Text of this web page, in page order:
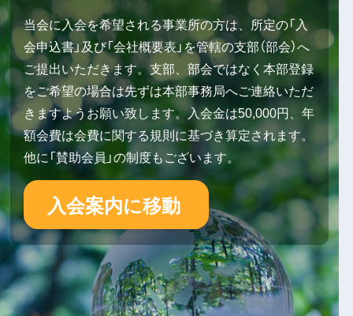
当会に入会を希望される事業所の方は、所定の「入
会申込書」及び「会社概要表」を管轄の支部（部会）へ
ご提出いただきます。支部、部会ではなく本部登録
をご希望の場合は先ずは本部事務局へご連絡いただ
きますようお願い致します。入会金は50,000円、年
額会費は会費に関する規則に基づき算定されます。
他に「賛助会員」の制度もございます。
入会案内に移動